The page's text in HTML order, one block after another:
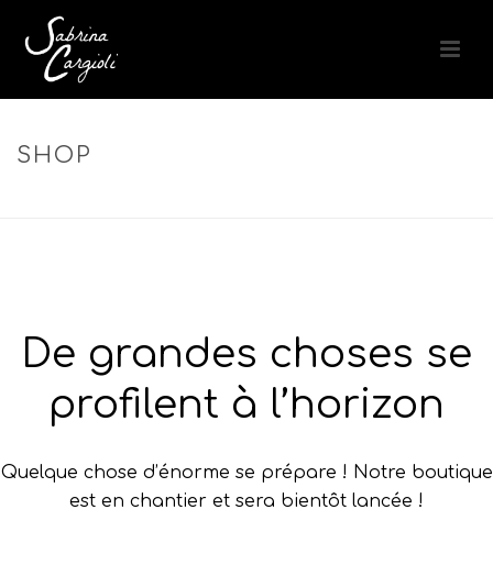
SHOP
De grandes choses se
profilent à l’horizon
Quelque chose d’énorme se prépare ! Notre boutique
est en chantier et sera bientôt lancée !